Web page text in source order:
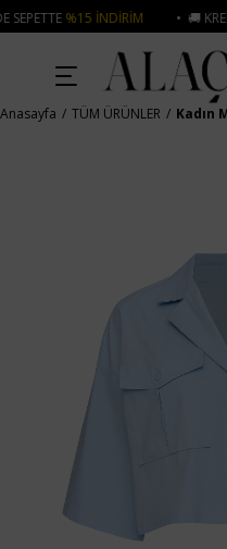
• 🚚 KREDI KARTI VE HAVALE
Anasayfa TÜM ÜRÜNLER Kadın